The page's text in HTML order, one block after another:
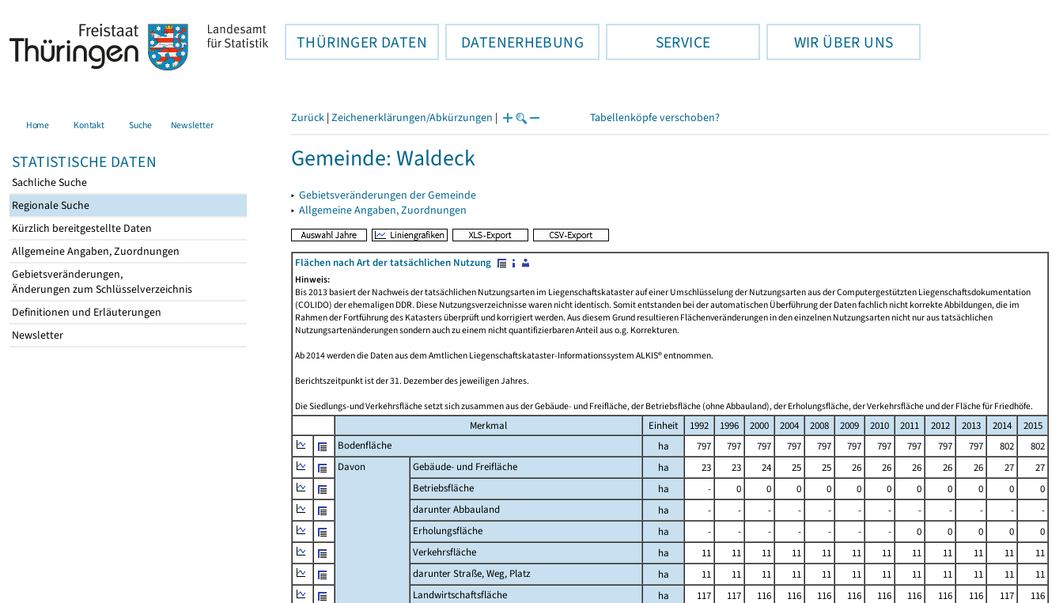
THÜRINGER DATEN DATENERHEBUNG SERVICE WIR ÜBER UNS
Home Kontakt Suche Newsletter
STATISTISCHE DATEN
Sachliche Suche
Regionale Suche
Kürzlich bereitgestellte Daten
Allgemeine Angaben, Zuordnungen
Gebietsveränderungen,
Änderungen zum Schlüsselverzeichnis
Definitionen und Erläuterungen
Newsletter
Zurück | Zeichenerklärungen/Abkürzungen | Tabellenköpfe verschoben?
Gemeinde: Waldeck
▸ Gebietsveränderungen der Gemeinde
▸ Allgemeine Angaben, Zuordnungen
Flächen nach Art der tatsächlichen Nutzung
Hinweis:
Bis 2013 basiert der Nachweis der tatsächlichen Nutzungsarten im Liegenschaftskataster auf einer Umschlüsselung der Nutzungsarten aus der Computergestützten Liegenschaftsdokumentation
(COLIDO) der ehemaligen DDR. Diese Nutzungsverzeichnisse waren nicht identisch. Somit entstanden bei der automatischen Überführung der Daten fachlich nicht korrekte Abbildungen, die im
Rahmen der Fortführung des Katasters überprüft und korrigiert werden. Aus diesem Grund resultieren Flächenveränderungen in den einzelnen Nutzungsarten nicht nur aus tatsächlichen
Nutzungsartenänderungen sondern auch zu einem nicht quantifizierbaren Anteil aus o.g. Korrekturen.
Ab 2014 werden die Daten aus dem Amtlichen Liegenschaftskataster-Informationssystem ALKIS® entnommen.
Berichtszeitpunkt ist der 31. Dezember des jeweiligen Jahres.
Die Siedlungs-und Verkehrsfläche setzt sich zusammen aus der Gebäude- und Freifläche, der Betriebsfläche (ohne Abbauland), der Erholungsfläche, der Verkehrsfläche und der Fläche für Friedhöfe.
Merkmal Einheit 1992 1996 2000 2004 2008 2009 2010 2011 2012 2013 2014
2015
Bodenfläche
ha 797 797 797 797 797 797 797 797 797 797 802
802
Davon
Gebäude- und Freifläche ha 23 23 24 25 25 26 26 26 26 26 27
27
Betriebsfläche
ha - 0 0 0 0 0 0 0 0 0 0
0
darunter Abbauland
ha - - - - - - - - - - -
-
Erholungsfläche
ha - - - - - - - 0 0 0 0
0
Verkehrsfläche
ha 11 11 11 11 11 11 11 11 11 11 11
11
darunter Straße, Weg, Platz
ha 11 11 11 11 11 11 11 11 11 11 11
11
Landwirtschaftsfläche
ha 117 117 116 116 116 116 116 116 116 116 117
116